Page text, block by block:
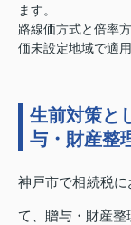
ます。
路線価方式と倍率
価未設定地域で適
生前対策と
与・財産整
神戸市で相続税
て、贈与・財産整